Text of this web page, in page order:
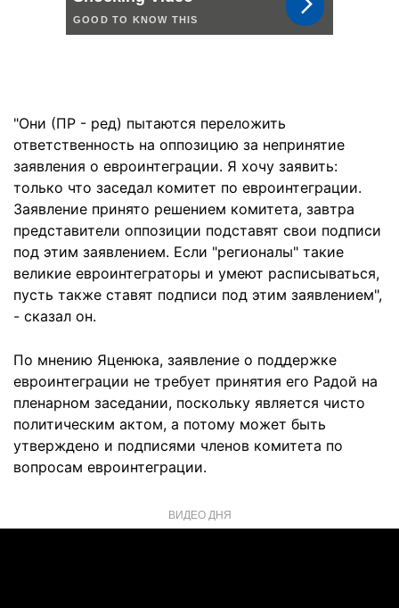
"Они (ПР - ред) пытаются переложить
ответственность на оппозицию за непринятие
заявления о евроинтеграции. Я хочу заявить:
только что заседал комитет по евроинтеграции.
Заявление принято решением комитета, завтра
представители оппозиции подставят свои подписи
под этим заявлением. Если "регионалы" такие
великие евроинтеграторы и умеют расписываться,
пусть также ставят подписи под этим заявлением",
- сказал он.
По мнению Яценюка, заявление о поддержке
евроинтеграции не требует принятия его Радой на
пленарном заседании, поскольку является чисто
политическим актом, а потому может быть
утверждено и подписями членов комитета по
вопросам евроинтеграции.
ВИДЕО ДНЯ